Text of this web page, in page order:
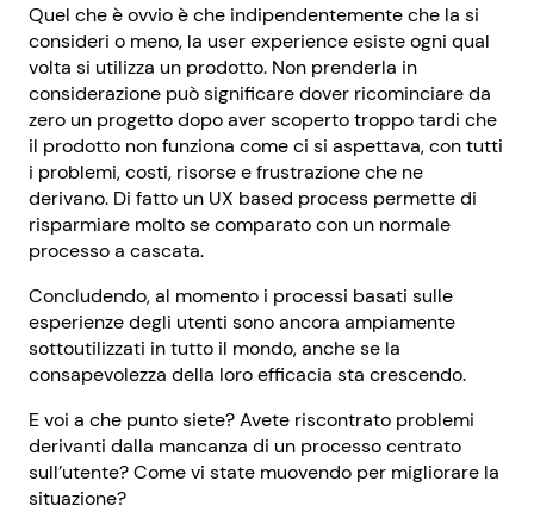
Quel che è ovvio è che indipendentemente che la si
consideri o meno, la user experience esiste ogni qual
volta si utilizza un prodotto. Non prenderla in
considerazione può significare dover ricominciare da
zero un progetto dopo aver scoperto troppo tardi che
il prodotto non funziona come ci si aspettava, con tutti
i problemi, costi, risorse e frustrazione che ne
derivano. Di fatto un UX based process permette di
risparmiare molto se comparato con un normale
processo a cascata.
Concludendo, al momento i processi basati sulle
esperienze degli utenti sono ancora ampiamente
sottoutilizzati in tutto il mondo, anche se la
consapevolezza della loro efficacia sta crescendo.
E voi a che punto siete? Avete riscontrato problemi
derivanti dalla mancanza di un processo centrato
sull’utente? Come vi state muovendo per migliorare la
situazione?